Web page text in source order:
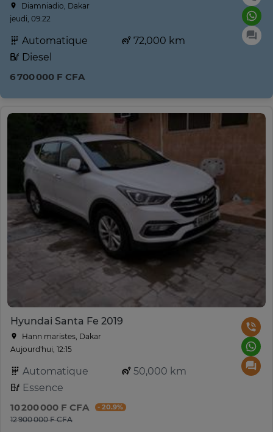
Diamniadio, Dakar
jeudi, 09:22
Automatique
72,000 km
Diesel
6 700 000 F CFA
Hyundai Santa Fe 2019
Hann maristes, Dakar
Aujourd'hui, 12:15
Automatique
50,000 km
Essence
10 200 000 F CFA
- 20.9%
12 900 000 F CFA